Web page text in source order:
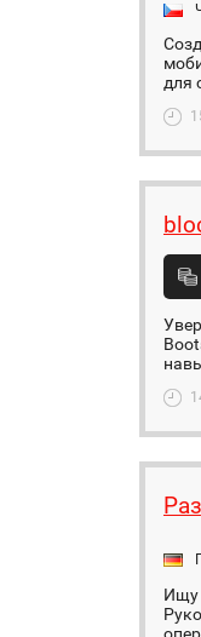
для
Ищу